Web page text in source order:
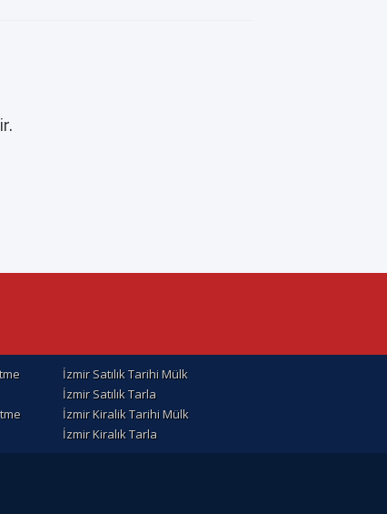
İzmir Satılık Tarihi Mülk
İzmir Satılık Tarla
İzmir Kiralik Tarihi Mülk
İzmir Kiralık Tarla